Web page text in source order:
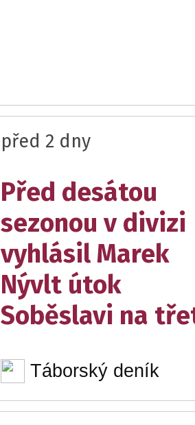
před 2 dny
Před desátou
sezonou v divizi
vyhlásil Marek
Nývlt útok
Soběslavi na
Táborský deník